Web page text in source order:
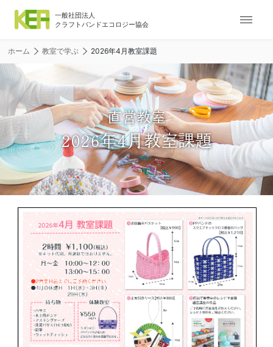
ナ
ー
シ
ョ
メ
ニ
ュ
ホーム 教室で学ぶ 2026年4月教室課題
直営教室
2026年4月教室課題